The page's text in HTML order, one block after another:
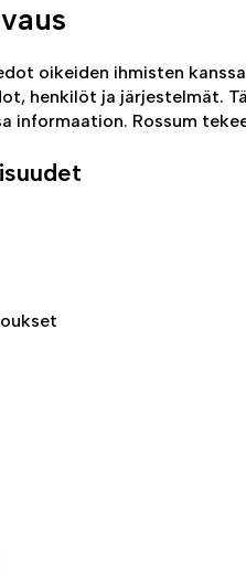
oikeiden ihmisten
henkilöt ja järjestelmät.
informaation. Rossum